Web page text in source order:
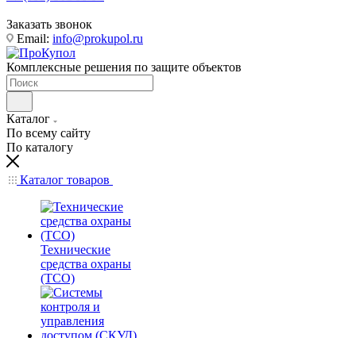
Заказать звонок
Email: info@prokupol.ru
Комплексные решения по защите объектов
Каталог
По всему сайту
По каталогу
Каталог товаров
Технические
средства охраны
(ТСО)